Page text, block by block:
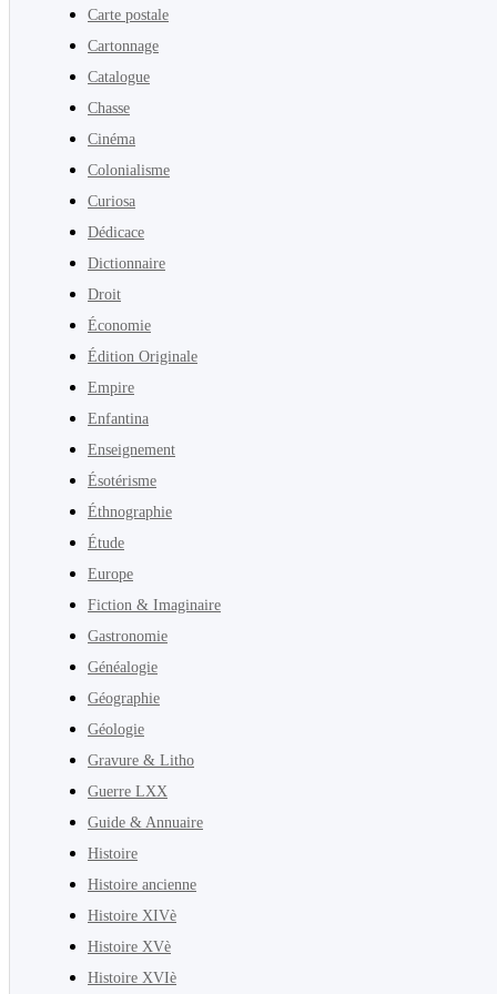
Carte postale
Cartonnage
Catalogue
Chasse
Cinéma
Colonialisme
Curiosa
Dédicace
Dictionnaire
Droit
Économie
Édition Originale
Empire
Enfantina
Enseignement
Ésotérisme
Éthnographie
Étude
Europe
Fiction & Imaginaire
Gastronomie
Généalogie
Géographie
Géologie
Gravure & Litho
Guerre LXX
Guide & Annuaire
Histoire
Histoire ancienne
Histoire XIVè
Histoire XVè
Histoire XVIè